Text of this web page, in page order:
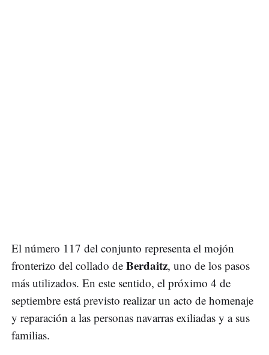
El número 117 del conjunto representa el mojón
fronterizo del collado de Berdaitz, uno de los pasos
más utilizados. En este sentido, el próximo 4 de
septiembre está previsto realizar un acto de homenaje
y reparación a las personas navarras exiliadas y a sus
familias.